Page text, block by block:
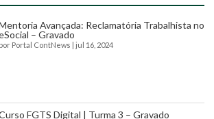
Avançada: Reclamatória Trabalhista no
– Gravado
por Portal ContNews jul 16, 2024
FGTS Digital | Turma 3 – Gravado